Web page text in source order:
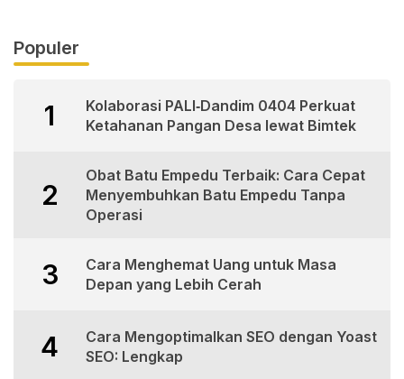
Populer
1
Kolaborasi PALI‑Dandim 0404 Perkuat
Ketahanan Pangan Desa lewat Bimtek
2
Obat Batu Empedu Terbaik: Cara Cepat
Menyembuhkan Batu Empedu Tanpa
Operasi
3
Cara Menghemat Uang untuk Masa
Depan yang Lebih Cerah
4
Cara Mengoptimalkan SEO dengan Yoast
SEO: Lengkap